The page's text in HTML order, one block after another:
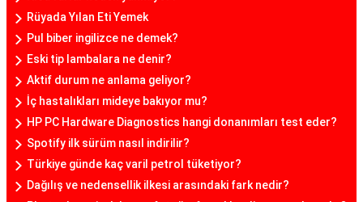
Rüyada Yılan Eti Yemek
Pul biber ingilizce ne demek?
Eski tip lambalara ne denir?
Aktif durum ne anlama geliyor?
İç hastalıkları mideye bakıyor mu?
HP PC Hardware Diagnostics hangi donanımları test eder?
Spotify ilk sürüm nasıl indirilir?
Türkiye günde kaç varil petrol tüketiyor?
Dağılış ve nedensellik ilkesi arasındaki fark nedir?